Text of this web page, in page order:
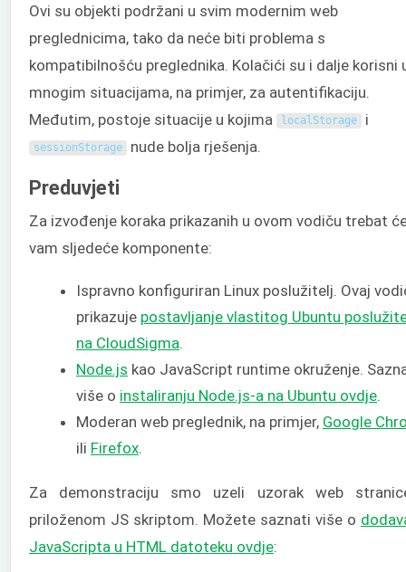
Ovi su objekti podržani u svim modernim web
preglednicima, tako da neće biti problema s
kompatibilnošću preglednika. Kolačići su i dalje korisni
mnogim situacijama, na primjer, za autentifikaciju.
Međutim, postoje situacije u kojima
localStorage i
sessionStorage nude bolja rješenja.
Preduvjeti
Za izvođenje koraka prikazanih u ovom vodiču trebat
vam sljedeće komponente:
Ispravno konfiguriran Linux poslužitelj. Ovaj
prikazuje postavljanje vlastitog Ubuntu
na CloudSigma.
Node.js kao JavaScript runtime okruženje.
više o instaliranju Node.js-a na Ubuntu ovdje.
Moderan web preglednik, na primjer, Google
ili Firefox.
Za demonstraciju smo uzeli uzorak web
priloženom JS skriptom. Možete saznati više o
JavaScripta u HTML datoteku ovdje: